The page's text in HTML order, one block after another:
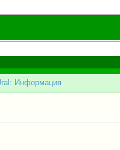
Информация